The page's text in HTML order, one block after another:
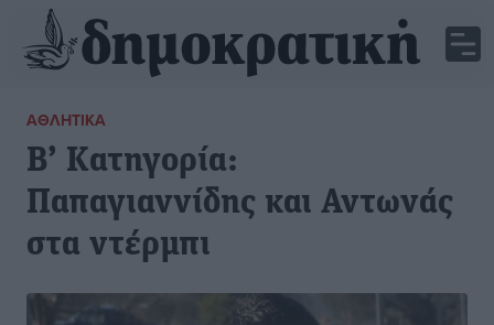
ΑΘΛΗΤΙΚΆ
Β’ Κατηγορία:
Παπαγιαννίδης και Αντωνάς
στα ντέρμπι